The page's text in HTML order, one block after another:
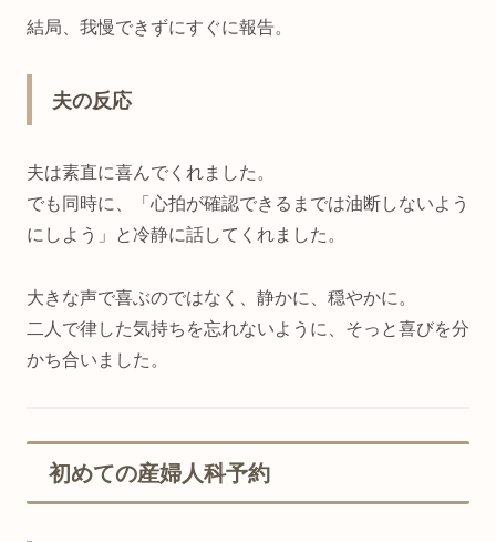
結局、我慢できずにすぐに報告。
夫の反応
夫は素直に喜んでくれました。
でも同時に、「心拍が確認できるまでは油断しないよう
にしよう」と冷静に話してくれました。
大きな声で喜ぶのではなく、静かに、穏やかに。
二人で律した気持ちを忘れないように、そっと喜びを分
かち合いました。
初めての産婦人科予約